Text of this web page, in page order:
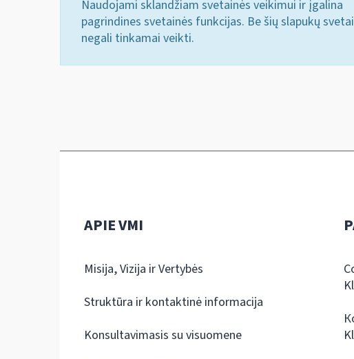
Naudojami sklandžiam svetainės veikimui ir įgalina
pagrindines svetainės funkcijas. Be šių slapukų
negali tinkamai veikti.
APIE VMI
Misija, Vizija ir Vertybės
Struktūra ir kontaktinė informacija
Konsultavimasis su visuomene